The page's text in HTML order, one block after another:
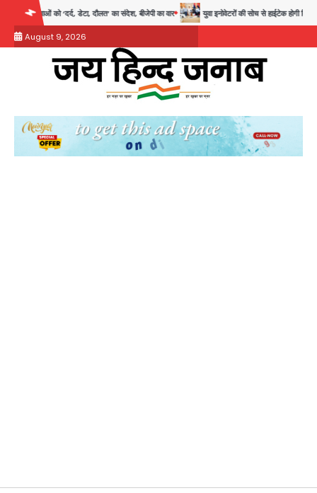
content
दौलत’ का संदेश, बीजेपी का वार युवा इनोवेटरों की सोच से हाईटेक होगी दिल्ली पुलिस
August 9, 2026